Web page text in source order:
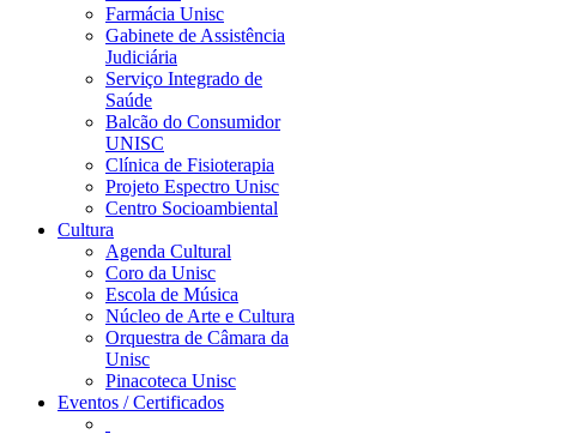
Farmácia Unisc
Gabinete de Assistência
Judiciária
Serviço Integrado de
Saúde
Balcão do Consumidor
UNISC
Clínica de Fisioterapia
Projeto Espectro Unisc
Centro Socioambiental
Cultura
Agenda Cultural
Coro da Unisc
Escola de Música
Núcleo de Arte e Cultura
Orquestra de Câmara da
Unisc
Pinacoteca Unisc
Eventos / Certificados